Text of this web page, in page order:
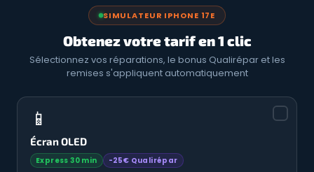
SIMULATEUR IPHONE 17E
Obtenez votre tarif en 1 clic
Sélectionnez vos réparations, le bonus Qualirépar et les
remises s'appliquent automatiquement
📱
Écran OLED
Express 30 min -25€ Qualirépar